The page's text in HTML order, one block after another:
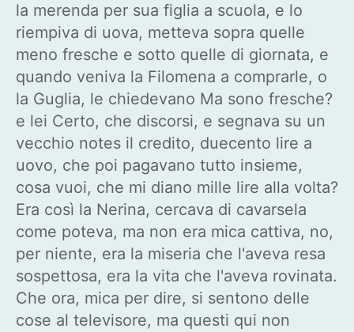
la merenda per sua figlia a scuola, e lo
riempiva di uova, metteva sopra quelle
meno fresche e sotto quelle di giornata, e
quando veniva la Filomena a comprarle, o
la Guglia, le chiedevano Ma sono fresche?
e lei Certo, che discorsi, e segnava su un
vecchio notes il credito, duecento lire a
uovo, che poi pagavano tutto insieme,
cosa vuoi, che mi diano mille lire alla volta?
Era così la Nerina, cercava di cavarsela
come poteva, ma non era mica cattiva, no,
per niente, era la miseria che l'aveva resa
sospettosa, era la vita che l'aveva rovinata.
Che ora, mica per dire, si sentono delle
cose al televisore, ma questi qui non